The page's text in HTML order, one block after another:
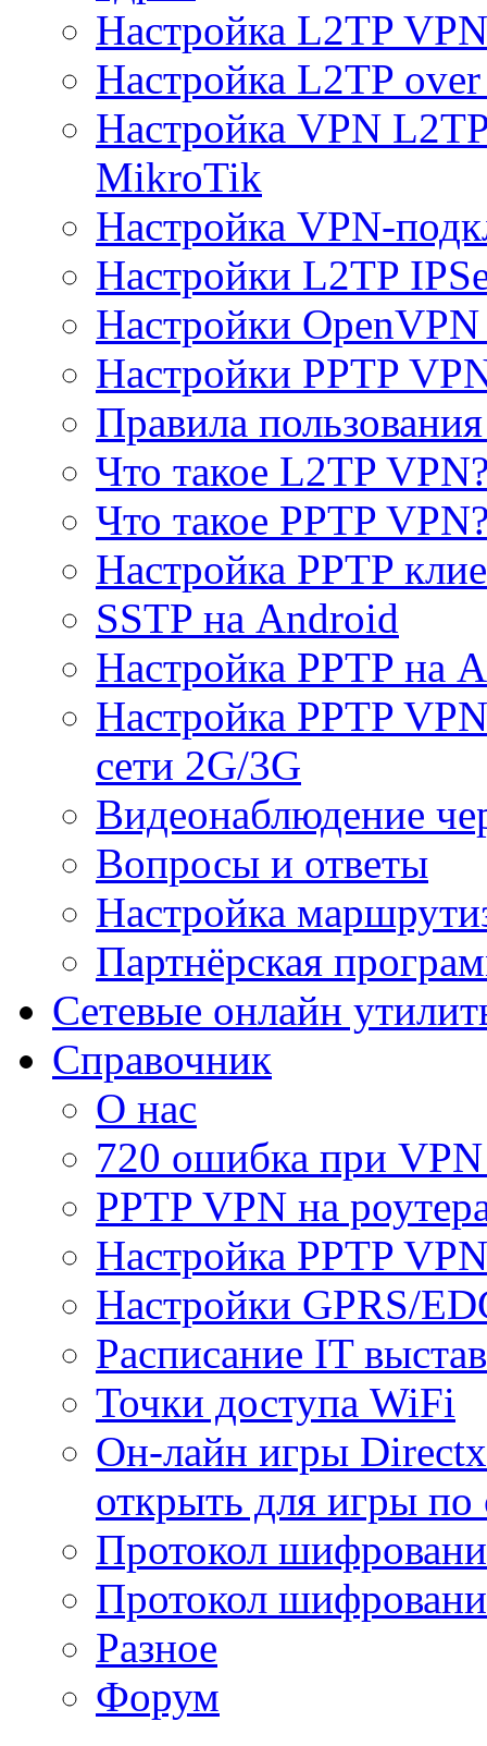
Настройка L2TP
Настройка L2TP
Настройка VPN
MikroTik
Настройка VPN-
Настройки L2TP
Настройки
Настройки PPTP
Правила
Что такое L2TP
Что такое PPTP
Настройка PPTP
SSTP на Android
Настройка PPTP на
Настройка PPTP
сети 2G/3G
Видеонаблюдение
Вопросы и ответы
Настройка
Партнёрская
Сетевые онлайн
Справочник
О нас
720 ошибка при
PPTP VPN на
Настройка PPTP
Настройки GPRS/
Расписание IT
Точки доступа WiFi
Он-лайн игры
открыть для игры по
Протокол
Протокол
Разное
Форум